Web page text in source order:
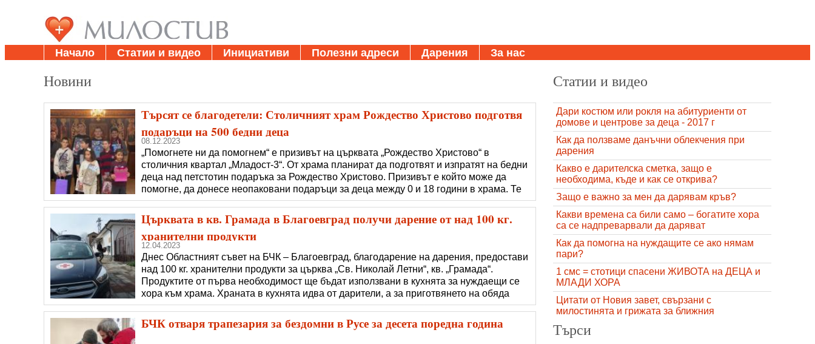
Начало Статии и видео Инициативи Полезни адреси Дарения За нас
Новини
Търсят се благодетели: Столичният храм Рождество Христово подготвя
подаръци на 500 бедни деца
08.12.2023
„Помогнете ни да помогнем“ е призивът на църквата „Рождество Христово“ в
столичния квартал „Младост-3“. От храма планират да подготвят и изпратят на бедни
деца над петстотин подаръка за Рождество Христово. Призивът е който може да
помогне, да донесе неопаковани подаръци за деца между 0 и 18 години в храма. Те
ще бъдат опаковани и изпратени на: - деца на затворници, които не могат да получат
подарък от своя родител, лишен от свобода;
Църквата в кв. Грамада в Благоевград получи дарение от над 100 кг.
хранителни продукти
12.04.2023
Днес Областният съвет на БЧК – Благоевград, благодарение на дарения, предостави
над 100 кг. хранителни продукти за църква „Св. Николай Летни“, кв. „Грамада“.
Продуктите от първа необходимост ще бъдат използвани в кухнята за нуждаещи се
хора към храма. Храната в кухнята идва от дарители, а за приготвянето на обяда
помагат доброволци. Всеки, който има желание и възможност може да ги подкрепи в
благородната инициатива.
БЧК отваря трапезария за бездомни в Русе за десета поредна година
Статии и видео
Дари костюм или рокля на абитуриенти от
домове и центрове за деца - 2017 г
Как да ползваме данъчни облекчения при
дарения
Какво е дарителска сметка, защо е
необходима, къде и как се открива?
Защо е важно за мен да дарявам кръв?
Какви времена са били само – богатите хора
са се надпреварвали да даряват
Как да помогна на нуждащите се ако нямам
пари?
1 смс = стотици спасени ЖИВОТА на ДЕЦА и
МЛАДИ ХОРА
Цитати от Новия завет, свързани с
милостинята и грижата за ближния
Търси